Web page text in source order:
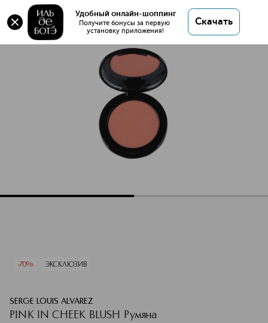
Удобный онлайн-шоппинг
Получите бонусы за первую
установку приложения!
Скачать
Оригинал 💯 PINK IN CHEEK BLUSH Румяна купить
в интернет магазине ИЛЬ ДЕ БОТЭ с доставкой.
PINK IN CHEEK BLUSH Румяна
-70% ЭКСКЛЮЗИВ
SERGE LOUIS ALVAREZ
PINK IN CHEEK BLUSH Румяна